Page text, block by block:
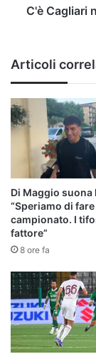
TrofeoC'è Cagliari
Articoli
Di Maggio suona
“Speriamo di
campionato. I
fattore”
8 ore fa